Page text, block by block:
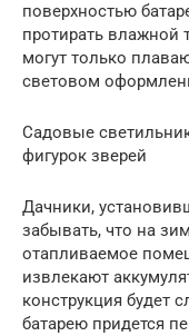
поверхностью
протирать влажной
могут только
световом
Садовые
фигурок зверей
Дачники,
забывать, что на
отапливаемое
извлекают
конструкция будет
батарею придется